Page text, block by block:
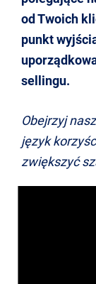
od Twoich
punkt
sellingu.
Obejrzyj
język
zwiększyć